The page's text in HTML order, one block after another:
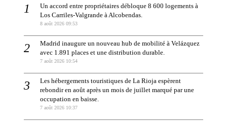
Un accord entre propriétaires débloque 8 600 logements à
Los Carriles-Valgrande à Alcobendas.
8 août 2026 09:53
Madrid inaugure un nouveau hub de mobilité à Velázquez
avec 1.891 places et une distribution durable.
7 août 2026 10:54
Les hébergements touristiques de La Rioja espèrent
rebondir en août après un mois de juillet marqué par une
occupation en baisse.
7 août 2026 10:37